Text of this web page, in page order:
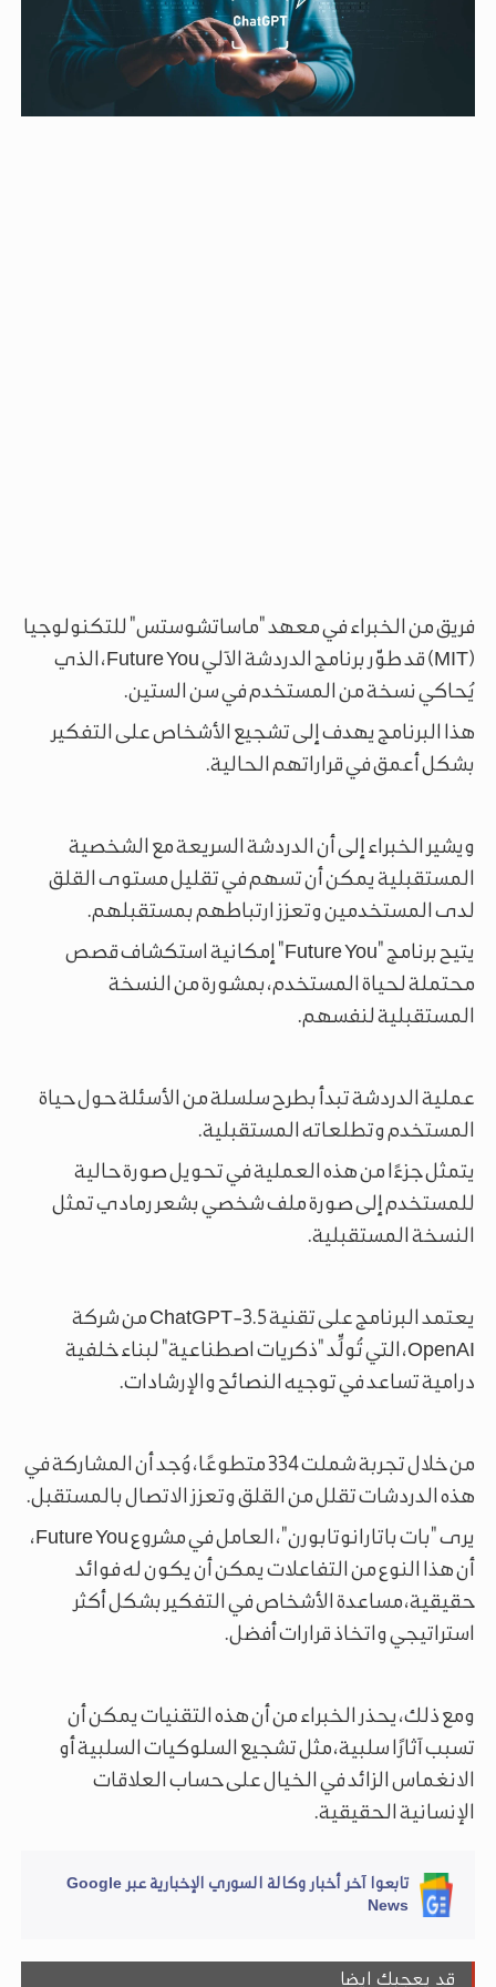
فريق من الخبراء في معهد "ماساتشوستس" للتكنولوجيا
(MIT) قد طوّر برنامج الدردشة الآلي Future You، الذي
يُحاكي نسخة من المستخدم في سن الستين.
هذا البرنامج يهدف إلى تشجيع الأشخاص على التفكير
بشكل أعمق في قراراتهم الحالية.
ويشير الخبراء إلى أن الدردشة السريعة مع الشخصية
المستقبلية يمكن أن تسهم في تقليل مستوى القلق
لدى المستخدمين وتعزز ارتباطهم بمستقبلهم.
يتيح برنامج "Future You" إمكانية استكشاف قصص
محتملة لحياة المستخدم، بمشورة من النسخة
المستقبلية لنفسهم.
عملية الدردشة تبدأ بطرح سلسلة من الأسئلة حول حياة
المستخدم وتطلعاته المستقبلية.
يتمثل جزءًا من هذه العملية في تحويل صورة حالية
للمستخدم إلى صورة ملف شخصي بشعر رمادي تمثل
النسخة المستقبلية.
يعتمد البرنامج على تقنية ChatGPT-3.5 من شركة
OpenAI، التي تُولِّد "ذكريات اصطناعية" لبناء خلفية
درامية تساعد في توجيه النصائح والإرشادات.
من خلال تجربة شملت 334 متطوعًا، وُجد أن المشاركة في
هذه الدردشات تقلل من القلق وتعزز الاتصال بالمستقبل.
يرى "بات باتارانوتابورن"، العامل في مشروع Future You،
أن هذا النوع من التفاعلات يمكن أن يكون له فوائد
حقيقية، مساعدة الأشخاص في التفكير بشكل أكثر
استراتيجي واتخاذ قرارات أفضل.
ومع ذلك، يحذر الخبراء من أن هذه التقنيات يمكن أن
تسبب آثارًا سلبية، مثل تشجيع السلوكيات السلبية أو
الانغماس الزائد في الخيال على حساب العلاقات
الإنسانية الحقيقية.
تابعوا آخر أخبار وكالة السوري الإخبارية عبر Google
News
قد يعجبك ايضا